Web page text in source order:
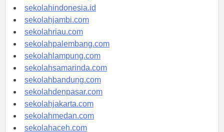
rsud-indonesia.org
sekolahindonesia.id
sekolahjambi.com
sekolahriau.com
sekolahpalembang.com
sekolahlampung.com
sekolahsamarinda.com
sekolahbandung.com
sekolahdenpasar.com
sekolahjakarta.com
sekolahmedan.com